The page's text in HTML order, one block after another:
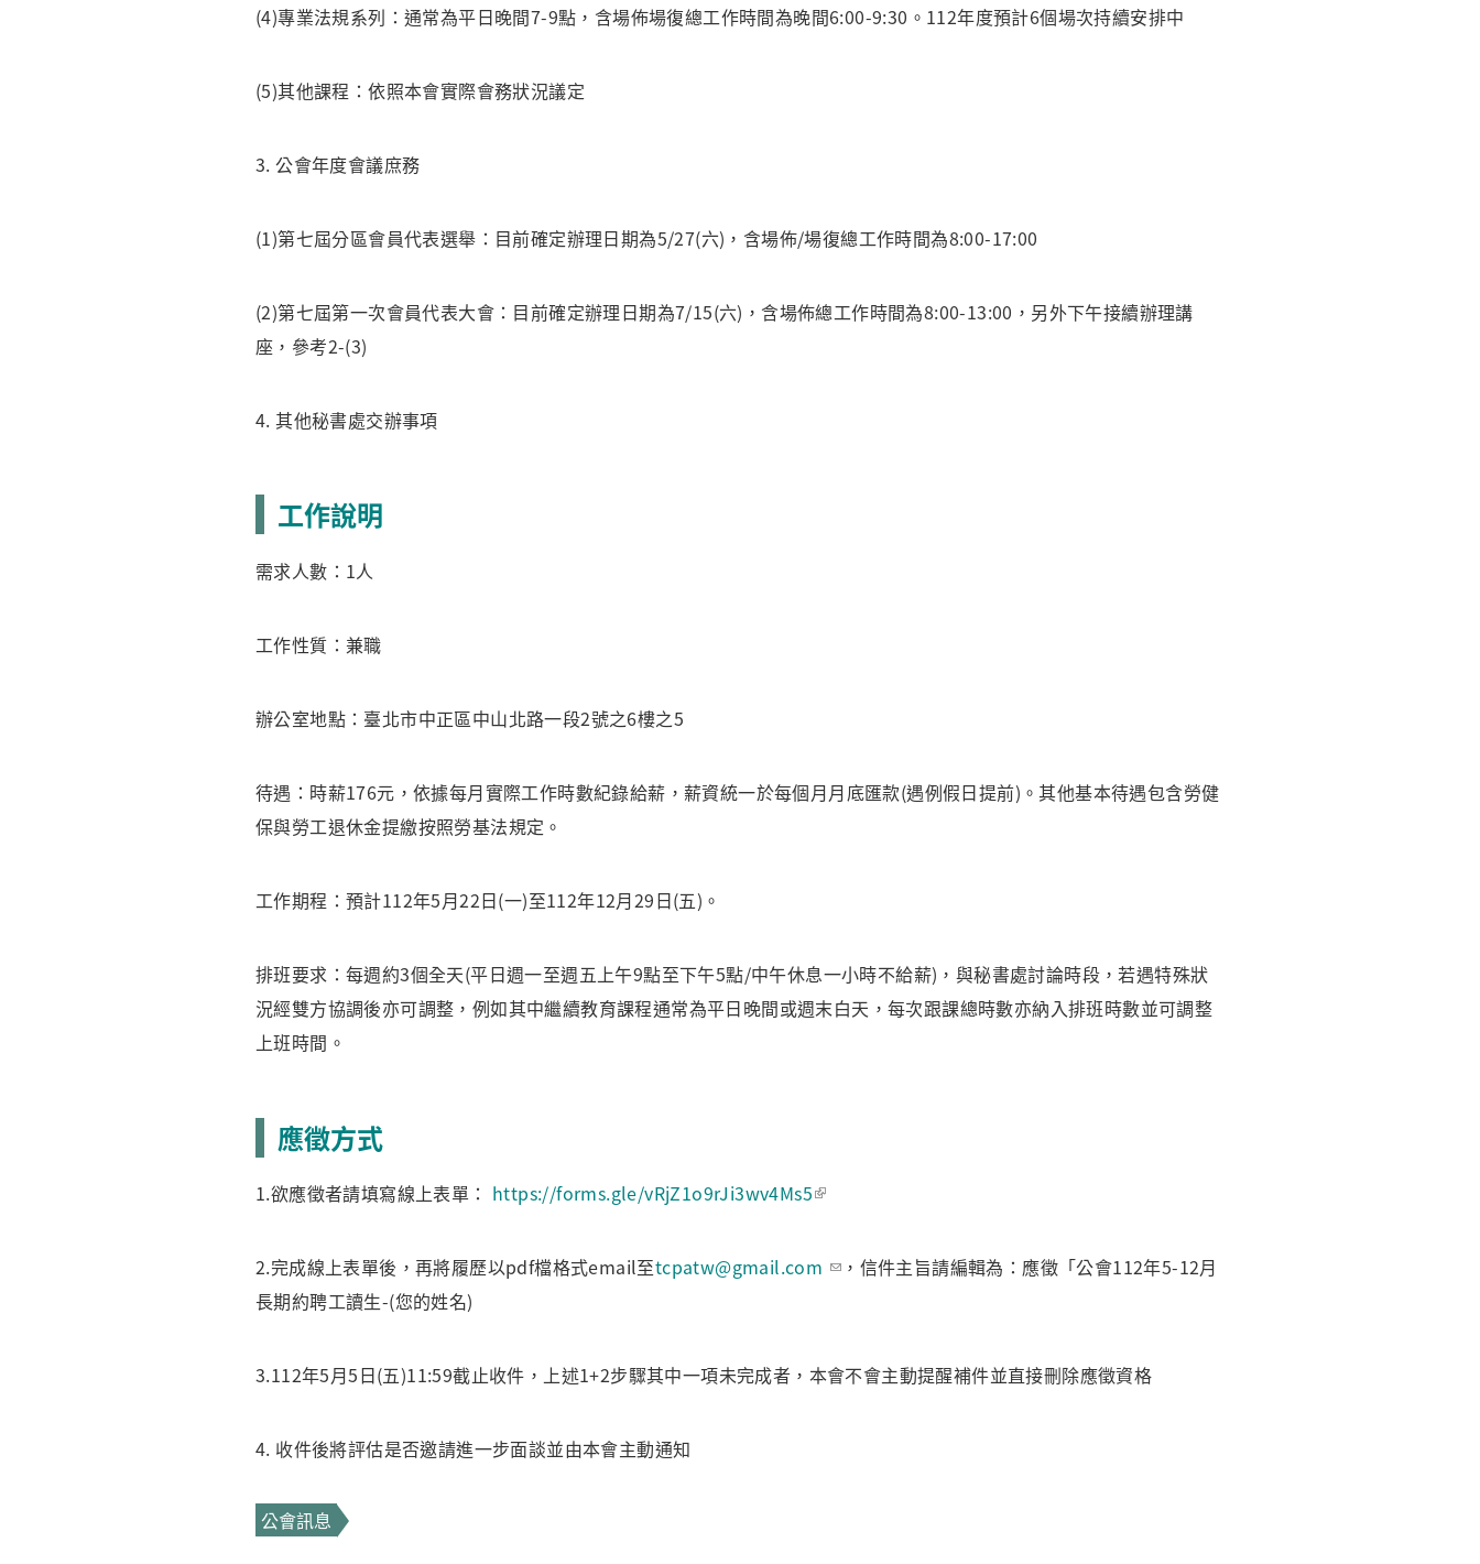
(4)專業法規系列：通常為平日晚間7-9點，含場佈場復總工作時間為晚間6:00-9:30。112年度預計6個場次持續安排中
(5)其他課程：依照本會實際會務狀況議定
3. 公會年度會議庶務
(1)第七屆分區會員代表選舉：目前確定辦理日期為5/27(六)，含場佈/場復總工作時間為8:00-17:00
(2)第七屆第一次會員代表大會：目前確定辦理日期為7/15(六)，含場佈總工作時間為8:00-13:00，另外下午接續辦理講
座，參考2-(3)
4. 其他秘書處交辦事項
工作說明
需求人數：1人
工作性質：兼職
辦公室地點：臺北市中正區中山北路一段2號之6樓之5
待遇：時薪176元，依據每月實際工作時數紀錄給薪，薪資統一於每個月月底匯款(遇例假日提前)。其他基本待遇包含勞健
保與勞工退休金提繳按照勞基法規定。
工作期程：預計112年5月22日(一)至112年12月29日(五)。
排班要求：每週約3個全天(平日週一至週五上午9點至下午5點/中午休息一小時不給薪)，與秘書處討論時段，若遇特殊狀
況經雙方協調後亦可調整，例如其中繼續教育課程通常為平日晚間或週末白天，每次跟課總時數亦納入排班時數並可調整
上班時間。
應徵方式
1.欲應徵者請填寫線上表單： https://forms.gle/vRjZ1o9rJi3wv4Ms5
2.完成線上表單後，再將履歷以pdf檔格式email至tcpatw@gmail.com
，信件主旨請編輯為：應徵「公會112年5-12月
長期約聘工讀生-(您的姓名)
3.112年5月5日(五)11:59截止收件，上述1+2步驟其中一項未完成者，本會不會主動提醒補件並直接刪除應徵資格
4. 收件後將評估是否邀請進一步面談並由本會主動通知
公會訊息